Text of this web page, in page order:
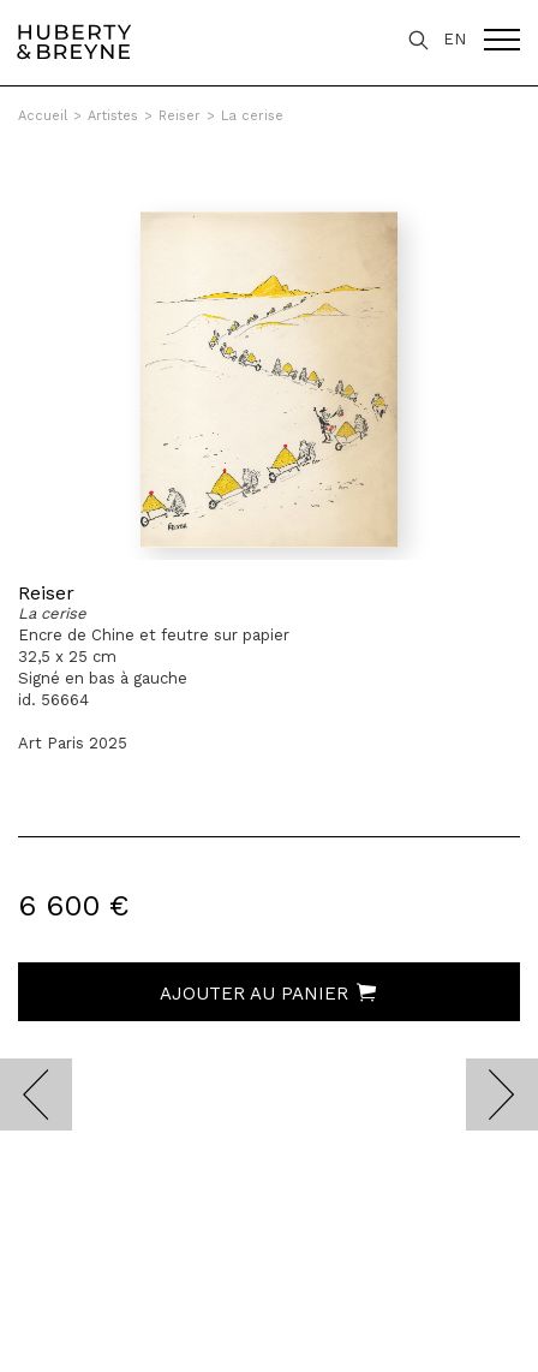
EN
Accueil > Artistes > Reiser > La cerise
Reiser
La cerise
Encre de Chine et feutre sur papier
32,5 x 25 cm
Signé en bas à gauche
id. 56664
Art Paris 2025
6 600 €
AJOUTER AU PANIER